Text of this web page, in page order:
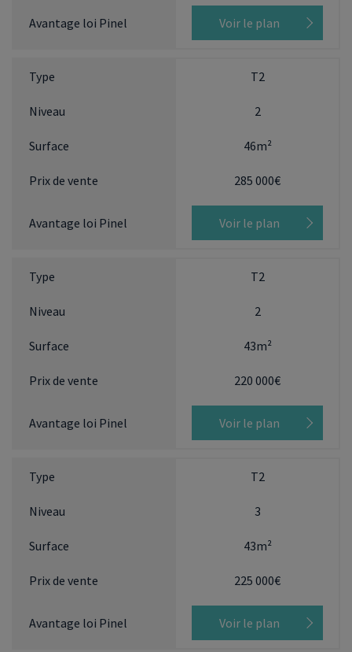
Voir le plan
T2
2
46m²
285 000€
Voir le plan
T2
2
43m²
220 000€
Voir le plan
T2
3
43m²
225 000€
Voir le plan